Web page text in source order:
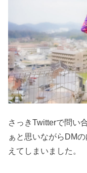
さっきTwitterで問い
ぁと思いながらDM
えてしまいました。